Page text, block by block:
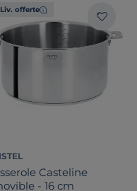
Liv. offerte
Casteline
- 16 cm